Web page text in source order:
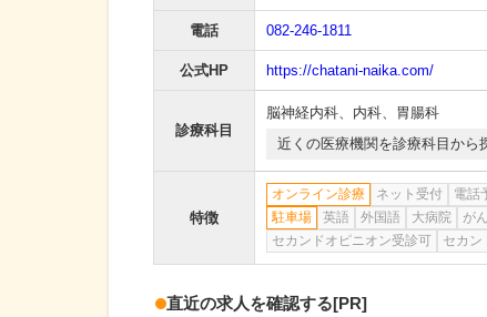
電話 082-246-1811
公式HP https://chatani-naika.com/
診療科目
脳神経内科、 内科、 胃腸科
近くの医療機関を診療科目から
特徴
オンライン診療 ネット受付 電話
駐車場
英語 外国語 大病院 がん
セカンドオピニオン受診可
セカン
直近の求人を確認する[PR]